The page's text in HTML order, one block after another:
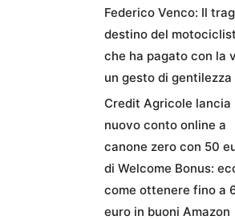
Federico Venco: Il
destino del
che ha pagato con la
un gesto di gentilezza
Credit Agricole lancia
nuovo conto online a
canone zero con 50
di Welcome Bonus:
come ottenere fino a
euro in buoni Amazon